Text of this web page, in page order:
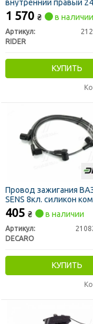
внутренний правый
(RIDER)
1 570 ₴ в наличии
Артикул:
RIDER
КУПИТЬ
Провод зажигания
SENS 8кл. силикон
(DECARO)
405 ₴ в наличии
Артикул:
DECARO
КУПИТЬ